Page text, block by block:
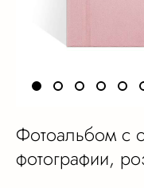
Фотоальбом с
фотографии,